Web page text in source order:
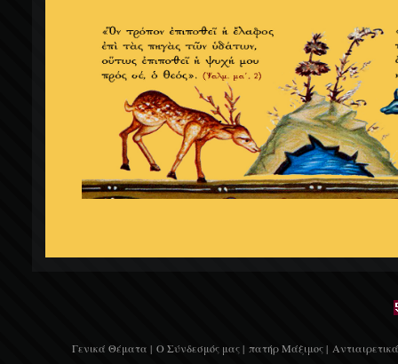
Γενικά Θέματα | Ο Σύνδεσμός μας | πατήρ Μάξιμος |